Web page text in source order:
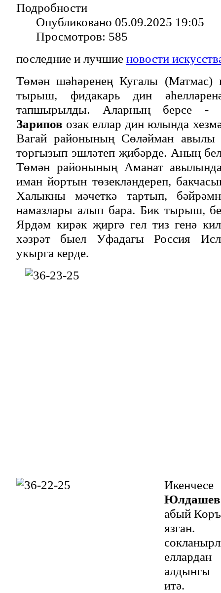
Подробности
Опубликовано 05.09.2025 19:05
Просмотров: 585
последние и лучшие новости
Төмән шәһәренең Кугалы (Матмас)
тырыш, фидакарь дин
тапшырылды. Аларның берсе -
Зарипов озак еллар дин юлында
Вагай районының Сөләйман авылы
торгызып эшләтеп җибәрде. Аның
Төмән районының Аманат
иман йортын төзекләндереп,
Халыкны мәчеткә тартып,
намазлары алып бара. Бик тырыш,
Ярдәм кирәк җиргә гел тиз генә
хәзрәт быел Уфадагы Россия
укырга керде.
Юлдашев
абый
алдынгы
итә.